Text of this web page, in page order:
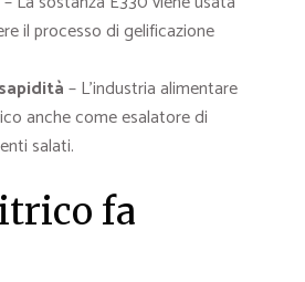
il processo di gelificazione
– L’industria alimentare
anche come esalatore di
salati.
fa